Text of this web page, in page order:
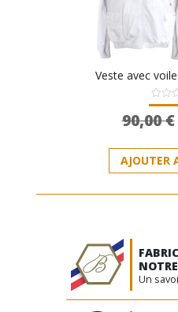
Veste avec
Note
0
sur
90,00€
AJOUTER
Un